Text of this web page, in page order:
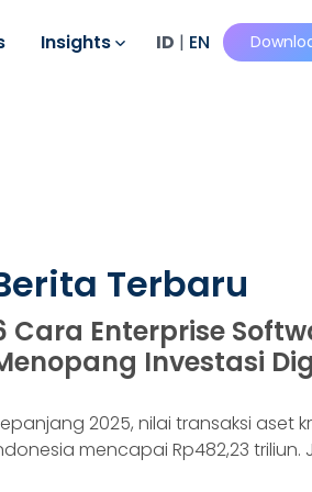
Insights ID | EN
Terbaru
Cara Enterprise
Investasi
2025, nilai transaksi aset
mencapai Rp482,23 triliun.